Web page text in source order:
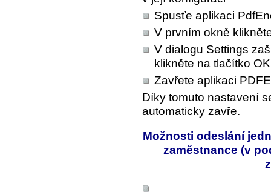
Spusťe aplikaci
V prvním okně
V dialogu Settings
klikněte na tlačítko OK
Zavřete aplikaci
Díky tomuto nastavení
automaticky zavře.
Možnosti odeslání
zaměstnance (v